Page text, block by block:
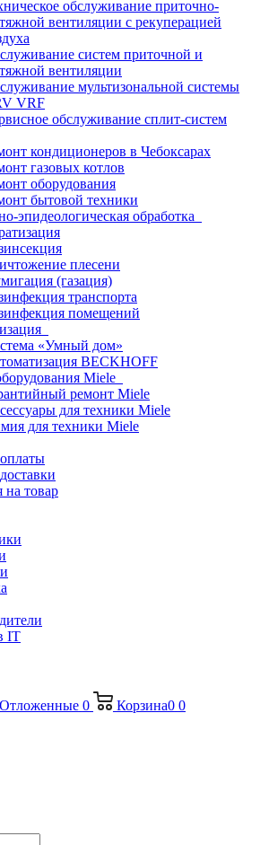
обслуживание приточно-
вентиляции с рекуперацией
систем приточной и
вентиляции
мультизональной системы
VRF
обслуживание сплит-систем
кондиционеров в Чебоксарах
газовых котлов
оборудования
бытовой техники
эпидеологическая обработка
плесени
(газация)
транспорта
помещений
«Умный дом»
BECKHOFF
Miele
ремонт Miele
для техники Miele
для техники Miele
на товар
IT
Отложенные 0 Корзина0 0